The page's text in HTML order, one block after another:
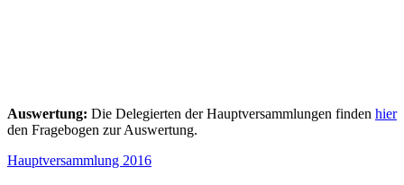
Auswertung: Die Delegierten der Hauptversammlungen finden hier
den Fragebogen zur Auswertung.
Hauptversammlung 2016